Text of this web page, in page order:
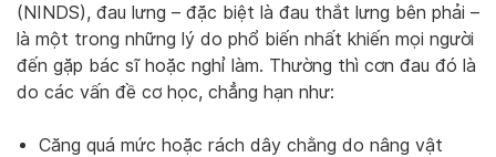
(NINDS), đau lưng – đặc biệt là đau thắt lưng bên phải –
là một trong những lý do phổ biến nhất khiến mọi người
đến gặp bác sĩ hoặc nghỉ làm. Thường thì cơn đau đó là
do các vấn đề cơ học, chẳng hạn như:
Căng quá mức hoặc rách dây chằng do nâng vật